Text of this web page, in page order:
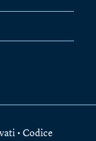
• Codice